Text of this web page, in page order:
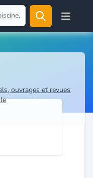
Open
ouvrages et revues